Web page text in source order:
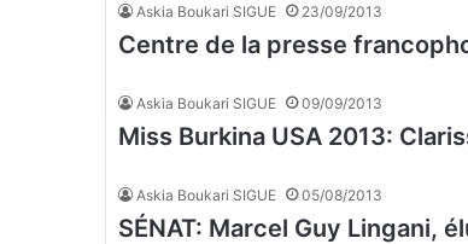
Askia Boukari SIGUE 23/09/2013
Centre de la presse
Askia Boukari SIGUE 09/09/2013
Miss Burkina USA 2013:
Askia Boukari SIGUE 05/08/2013
SÉNAT: Marcel Guy Lingani,